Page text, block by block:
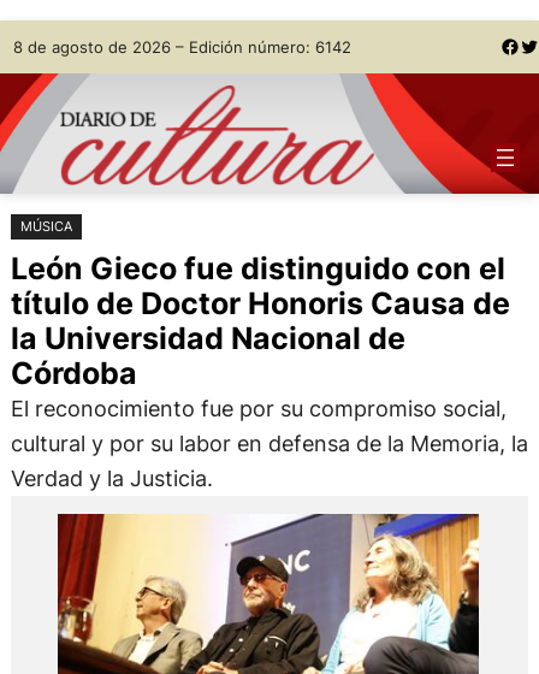
Saltar
al
contenido
Skip
to
content
8 de agosto de 2026 – Edición número: 6142 Facebook Twitter
MÚSICA
León Gieco fue distinguido con el
título de Doctor Honoris Causa de
la Universidad Nacional de
Córdoba
El reconocimiento fue por su compromiso social,
cultural y por su labor en defensa de la Memoria, la
Verdad y la Justicia.